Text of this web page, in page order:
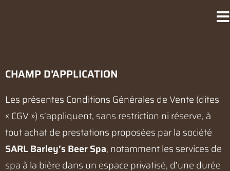
CHAMP D’APPLICATION
Les présentes Conditions Générales de Vente (dites
« CGV ») s’appliquent, sans restriction ni réserve, à
tout achat de prestations proposées par la société
SARL Barley’s Beer Spa, notamment les services de
spa à la bière dans un espace privatisé, d’une durée